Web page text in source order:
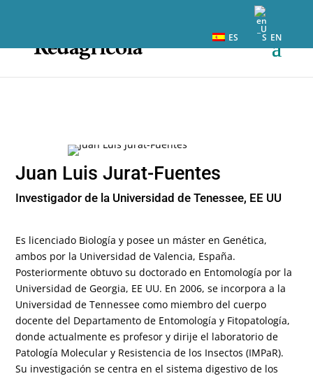
ES EN
Juan Luis Jurat-Fuentes
Investigador de la Universidad de Tenessee, EE UU
Es licenciado Biología y posee un máster en Genética,
ambos por la Universidad de Valencia, España.
Posteriormente obtuvo su doctorado en Entomología por la
Universidad de Georgia, EE UU. En 2006, se incorpora a la
Universidad de Tennessee como miembro del cuerpo
docente del Departamento de Entomología y Fitopatología,
donde actualmente es profesor y dirije el laboratorio de
Patología Molecular y Resistencia de los Insectos (IMPaR).
Su investigación se centra en el sistema digestivo de los